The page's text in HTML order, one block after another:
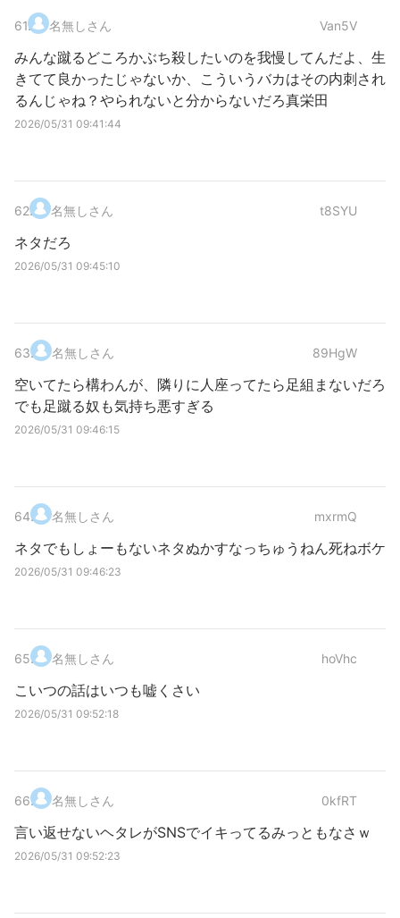
61. 名無しさん Van5V
みんな蹴るどころかぶち殺したいのを我慢してんだよ、生
きてて良かったじゃないか、こういうバカはその内刺され
るんじゃね？やられないと分からないだろ真栄田
2026/05/31 09:41:44
62. 名無しさん t8SYU
ネタだろ
2026/05/31 09:45:10
63. 名無しさん 89HgW
空いてたら構わんが、隣りに人座ってたら足組まないだろ
でも足蹴る奴も気持ち悪すぎる
2026/05/31 09:46:15
64. 名無しさん mxrmQ
ネタでもしょーもないネタぬかすなっちゅうねん死ねボケ
2026/05/31 09:46:23
65. 名無しさん hoVhc
こいつの話はいつも嘘くさい
2026/05/31 09:52:18
66. 名無しさん 0kfRT
言い返せないヘタレがSNSでイキってるみっともなさｗ
2026/05/31 09:52:23